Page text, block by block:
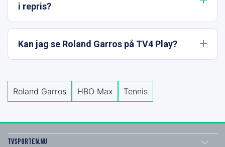
i repris?
Kan jag se Roland Garros på TV4 Play?
Roland Garros HBO Max Tennis
Tvsporten.nu